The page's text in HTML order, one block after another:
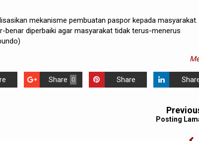
mekanisme pembuatan paspor kepada masyarakat.
benar diperbaiki agar masyarakat tidak terus-menerus
0
Share Share
Posting